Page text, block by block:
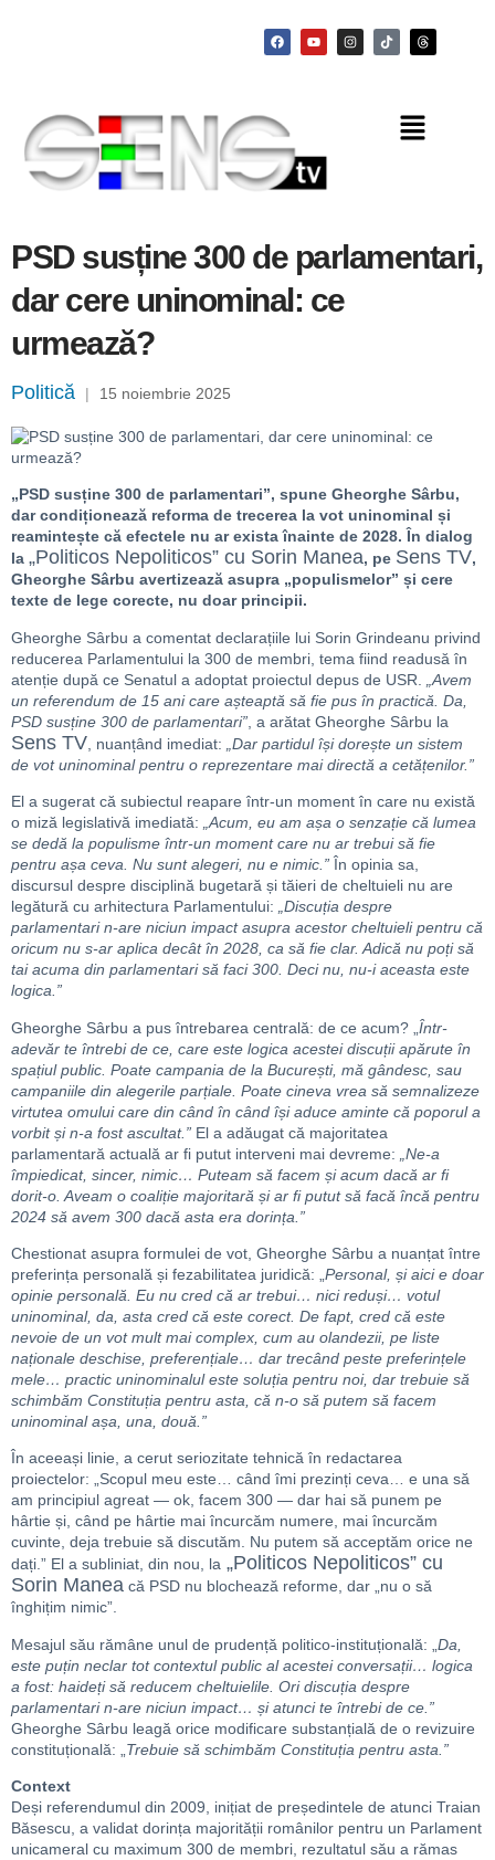
PSD susține 300 de parlamentari,
dar cere uninominal: ce
urmează?
Politică | 15 noiembrie 2025
„PSD susține 300 de parlamentari”, spune Gheorghe Sârbu,
dar condiționează reforma de trecerea la vot uninominal și
reamintește că efectele nu ar exista înainte de 2028. În dialog
la „Politicos Nepoliticos” cu Sorin Manea, pe Sens TV,
Gheorghe Sârbu avertizează asupra „populismelor” și cere
texte de lege corecte, nu doar principii.
Gheorghe Sârbu a comentat declarațiile lui Sorin Grindeanu privind
reducerea Parlamentului la 300 de membri, tema fiind readusă în
atenție după ce Senatul a adoptat proiectul depus de USR.
„Avem
un referendum de 15 ani care așteaptă să fie pus în practică. Da,
PSD susține 300 de parlamentari” , a arătat Gheorghe Sârbu la
Sens TV , nuanțând imediat: „Dar partidul își dorește un sistem
de vot uninominal pentru o reprezentare mai directă a cetățenilor.”
El a sugerat că subiectul reapare într-un moment în care nu există
o miză legislativă imediată:
„Acum, eu am așa o senzație că lumea
se dedă la populisme într-un moment care nu ar trebui să fie
pentru așa ceva. Nu sunt alegeri, nu e nimic.” În opinia sa,
discursul despre disciplină bugetară și tăieri de cheltuieli nu are
legătură cu arhitectura Parlamentului:
„Discuția despre
parlamentari n-are niciun impact asupra acestor cheltuieli pentru că
oricum nu s-ar aplica decât în 2028, ca să fie clar. Adică nu poți să
tai acuma din parlamentari să faci 300. Deci nu, nu-i aceasta este
logica.”
Gheorghe Sârbu a pus întrebarea centrală: de ce acum? „ Într-
adevăr te întrebi de ce, care este logica acestei discuții apărute în
spațiul public. Poate campania de la București, mă gândesc, sau
campaniile din alegerile parțiale. Poate cineva vrea să semnalizeze
virtutea omului care din când în când își aduce aminte că poporul a
vorbit și n-a fost ascultat.” El a adăugat că majoritatea
parlamentară actuală ar fi putut interveni mai devreme:
„Ne-a
împiedicat, sincer, nimic… Puteam să facem și acum dacă ar fi
dorit-o. Aveam o coaliție majoritară și ar fi putut să facă încă pentru
2024 să avem 300 dacă asta era dorința.”
Chestionat asupra formulei de vot, Gheorghe Sârbu a nuanțat între
preferința personală și fezabilitatea juridică: „ Personal, și aici e doar
opinie personală. Eu nu cred că ar trebui… nici reduși… votul
uninominal, da, asta cred că este corect. De fapt, cred că este
nevoie de un vot mult mai complex, cum au olandezii, pe liste
naționale deschise, preferențiale… dar trecând peste preferințele
mele… practic uninominalul este soluția pentru noi, dar trebuie să
schimbăm Constituția pentru asta, că n-o să putem să facem
uninominal așa, una, două.”
În aceeași linie, a cerut seriozitate tehnică în redactarea
proiectelor: „Scopul meu este… când îmi prezinți ceva… e una să
am principiul agreat — ok, facem 300 — dar hai să punem pe
hârtie și, când pe hârtie mai încurcăm numere, mai încurcăm
cuvinte, deja trebuie să discutăm. Nu putem să acceptăm orice ne
dați.” El a subliniat, din nou, la „Politicos Nepoliticos” cu
Sorin Manea că PSD nu blochează reforme, dar „nu o să
înghițim nimic”.
Mesajul său rămâne unul de prudență politico-instituțională: „ Da,
este puțin neclar tot contextul public al acestei conversații… logica
a fost: haideți să reducem cheltuielile. Ori discuția despre
parlamentari n-are niciun impact… și atunci te întrebi de ce.”
Gheorghe Sârbu leagă orice modificare substanțială de o revizuire
constituțională: „ Trebuie să schimbăm Constituția pentru asta.”
Context
Deși referendumul din 2009, inițiat de președintele de atunci Traian
Băsescu, a validat dorința majorității românilor pentru un Parlament
unicameral cu maximum 300 de membri, rezultatul său a rămas